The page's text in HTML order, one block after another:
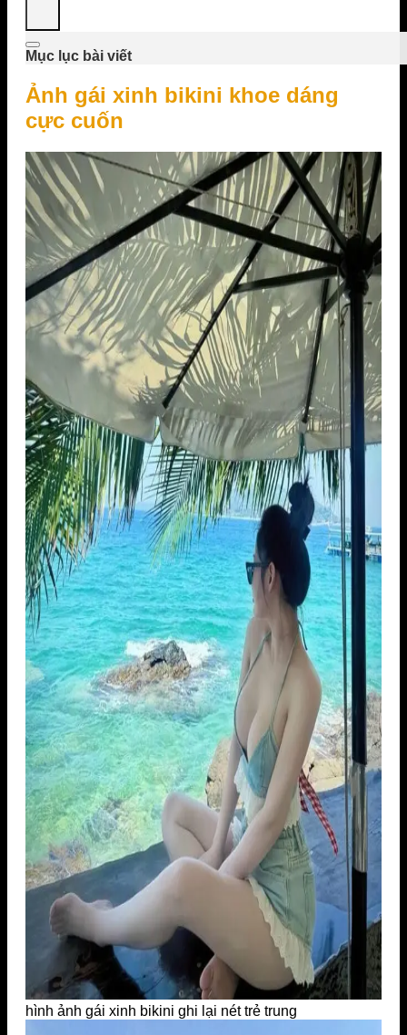
Mục lục bài viết
Ảnh gái xinh bikini khoe dáng
cực cuốn
hình ảnh gái xinh bikini ghi lại nét trẻ trung